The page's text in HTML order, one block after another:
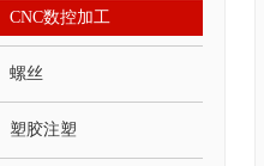
CNC数控加工
螺丝
塑胶注塑